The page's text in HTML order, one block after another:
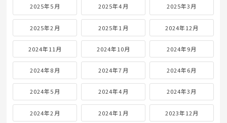
2025年5月 2025年4月 2025年3月
2025年2月 2025年1月 2024年12月
2024年11月 2024年10月 2024年9月
2024年8月 2024年7月 2024年6月
2024年5月 2024年4月 2024年3月
2024年2月 2024年1月 2023年12月